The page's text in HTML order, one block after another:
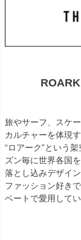
旅やサーフ、スケ
カルチャーを体現
“ロアーク”という
ズン毎に世界各国
落とし込みデザイン
ファッション好き
ベートで愛用して